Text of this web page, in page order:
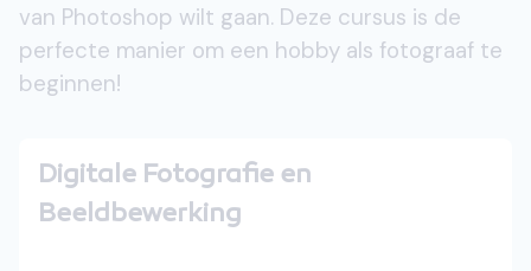
van Photoshop wilt gaan. Deze cursus is de
perfecte manier om een hobby als fotograaf te
beginnen!
Digitale Fotografie en
Beeldbewerking